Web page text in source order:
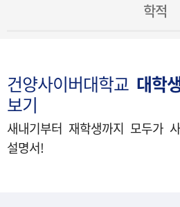
학적
건양사이버대학교 대학
보기
새내기부터 재학생까지 모두가
설명서!